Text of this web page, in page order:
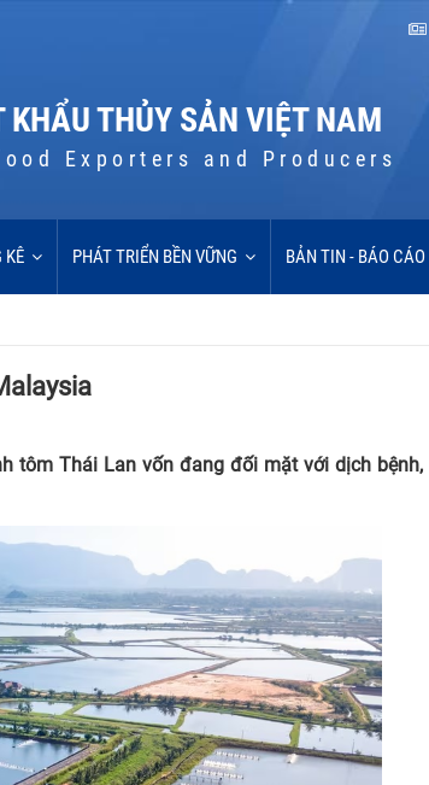
THỦY SẢN VIỆT NAM
Exporters and Producers
KÊ PHÁT TRIỂN BỀN VỮNG BẢN TIN - BÁO CÁO
tôm Thái Lan vốn đang đối mặt với dịch bệnh,